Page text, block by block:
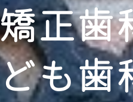
正歯
も歯